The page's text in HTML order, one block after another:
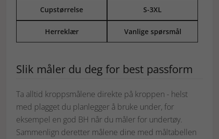
Cupstørrelse S-3XL
Herreklær Vanlige spørsmål
Slik måler du deg for best passform
Ta alltid kroppsmålene direkte på kroppen - helst
med plagget du planlegger å bruke under, for
eksempel en god BH når du måler for undertøy.
Sammenlign deretter målene dine med måltabellen